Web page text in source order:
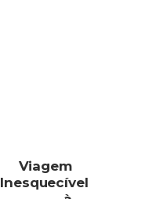
Viagem
Inesquecível